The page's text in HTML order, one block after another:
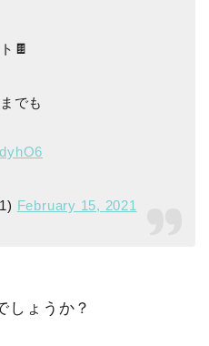
🍫
でも
February 15, 2021
しょうか？